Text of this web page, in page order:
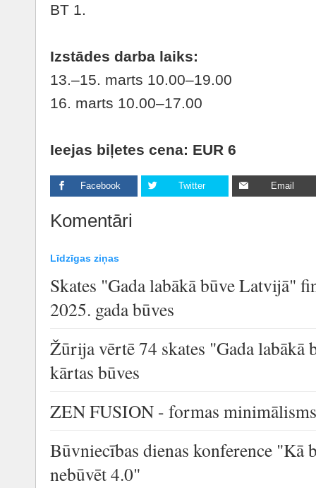
BT 1.
Izstādes darba laiks:
13.–15. marts 10.00–19.00
16. marts 10.00–17.00
Ieejas biļetes cena: EUR 6
Facebook Twitter Email
Komentāri
Līdzīgas ziņas
Skates "Gada labākā būve Latvijā"
2025. gada būves
Žūrija vērtē 74 skates "Gada labākā
kārtas būves
ZEN FUSION - formas
Būvniecības dienas konference "Kā
nebūvēt 4.0"